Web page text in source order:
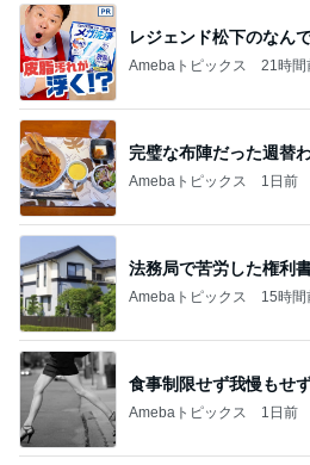
レジェンド松下のなん
Amebaトピックス 21時間
完璧な布陣だった週替
Amebaトピックス 1日前
法務局で苦労した権利
Amebaトピックス 15時間
食事制限せず我慢もせ
Amebaトピックス 1日前